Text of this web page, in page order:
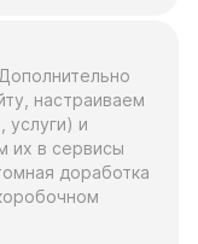
настраиваем
услуги) и
их в сервисы
доработка